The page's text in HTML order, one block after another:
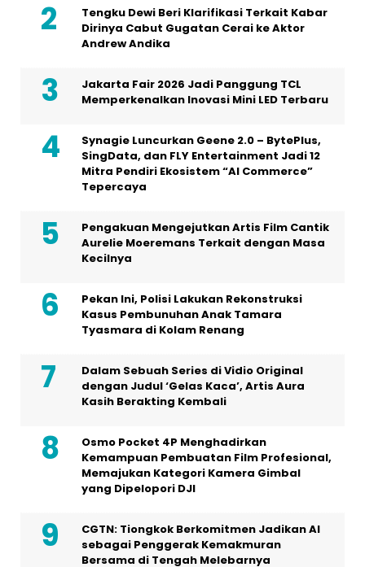
Tengku Dewi Beri Klarifikasi Terkait Kabar
Dirinya Cabut Gugatan Cerai ke Aktor
Andrew Andika
Jakarta Fair 2026 Jadi Panggung TCL
Memperkenalkan Inovasi Mini LED Terbaru
Synagie Luncurkan Geene 2.0 – BytePlus,
SingData, dan FLY Entertainment Jadi 12
Mitra Pendiri Ekosistem “AI Commerce”
Tepercaya
Pengakuan Mengejutkan Artis Film Cantik
Aurelie Moeremans Terkait dengan Masa
Kecilnya
Pekan Ini, Polisi Lakukan Rekonstruksi
Kasus Pembunuhan Anak Tamara
Tyasmara di Kolam Renang
Dalam Sebuah Series di Vidio Original
dengan Judul ‘Gelas Kaca’, Artis Aura
Kasih Berakting Kembali
Osmo Pocket 4P Menghadirkan
Kemampuan Pembuatan Film Profesional,
Memajukan Kategori Kamera Gimbal
yang Dipelopori DJI
CGTN: Tiongkok Berkomitmen Jadikan AI
sebagai Penggerak Kemakmuran
Bersama di Tengah Melebarnya